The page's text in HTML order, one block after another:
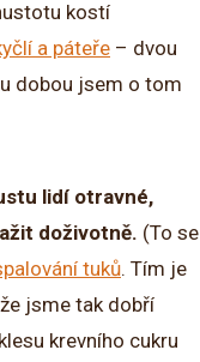
kostí
a páteře – dvou
dobou jsem o tom
lidí otravné,
doživotně. (To se
tuků. Tím je
jsme tak dobří
krevního cukru